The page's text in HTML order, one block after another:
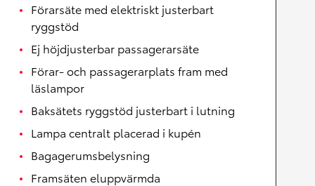
Förarsäte med elektriskt justerbart
ryggstöd
Ej höjdjusterbar passagerarsäte
Förar- och passagerarplats fram med
läslampor
Baksätets ryggstöd justerbart i lutning
Lampa centralt placerad i kupén
Bagagerumsbelysning
Framsäten eluppvärmda